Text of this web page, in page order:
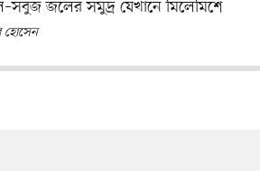
জলের সমুদ্র যেখানে মিলেমিশে
হোসেন